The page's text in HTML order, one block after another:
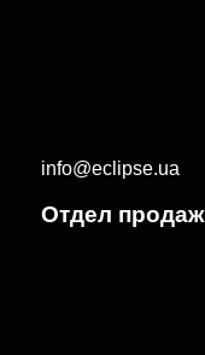
info@eclipse.ua
Отдел продаж